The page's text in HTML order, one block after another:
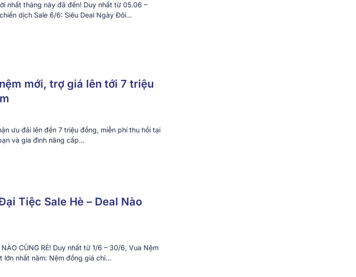
nhất tháng này đã đến! Duy nhất từ 05.06 –
dịch Sale 6/6: Siêu Deal Ngày Đôi…
mới, trợ giá lên tới 7 triệu
ưu đãi lên đến 7 triệu đồng, miễn phí thu hồi tại
và gia đình nâng cấp…
Tiệc Sale Hè – Deal Nào
NÀO CŨNG RẺ! Duy nhất từ 1/6 – 30/6, Vua Nệm
lớn nhất năm: Nệm đồng giá chỉ…